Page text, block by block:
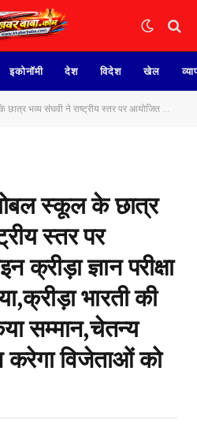
इकोनॉमी देश विदेश खेल
ज्ञान परीक्षा में चौथा स्थान पाया,क्रीड़ा भारती की जिला ईकाई ने किया सम्मान,चेतन्य काश्यप फाउंडेशन करेगा विजेताओं को पुरूस्कृत
स्कूल के छात्र
स्तर पर
ज्ञान परीक्षा
भारती की
सम्मान,चेतन्य
विजेताओं को